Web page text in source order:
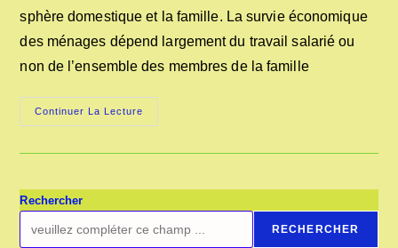
sphère domestique et la famille. La survie économique
des ménages dépend largement du travail salarié ou
non de l’ensemble des membres de la famille
Continuer La Lecture
RÔLE
EN
Rechercher
RECHERCHER